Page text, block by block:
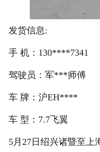
发货信息:
手 机：130****7341
驾驶员：军***师傅
车 牌：沪EH****
车 型：7.7飞翼
5月27日绍兴诸暨至上